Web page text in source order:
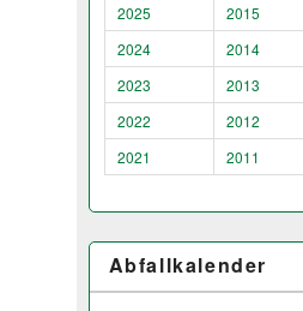
2025
2015
2024
2014
2023
2013
2022
2012
2021
2011
Abfallkalender